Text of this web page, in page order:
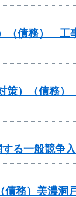
（債務） 工
策）（債務
る一般競争
務）美濃洞